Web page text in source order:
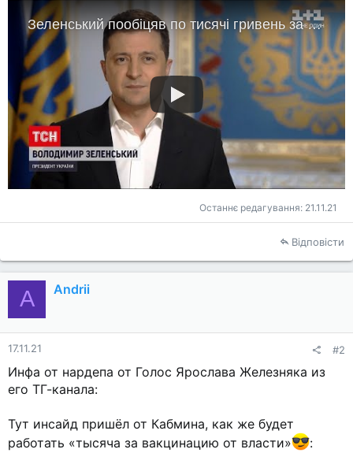
Останнє редагування: 21.11.21
Відповісти
A Andrii
17.11.21 #2
Инфа от нардепа от Голос Ярослава Железняка из
его ТГ-канала:
Тут инсайд пришёл от Кабмина, как же будет
работать «тысяча за вакцинацию от власти»
: